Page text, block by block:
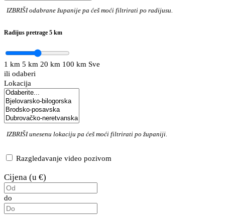
IZBRIŠIodabrane županije pa ćeš moći filtrirati po radijusu.
Radijus pretrage 5 km
1 km 5 km 20 km 100 km Sve
ili odaberi
Lokacija
IZBRIŠIunesenu lokaciju pa ćeš moći filtrirati po županiji.
Razgledavanje video pozivom
Cijena (u €)
do